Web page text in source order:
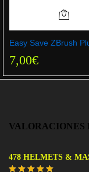
Easy Save ZBrush
7,00€
VALORACIONES
478 HELMETS &